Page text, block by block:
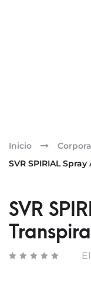
Inicio
SVR SPIRIAL
SVR